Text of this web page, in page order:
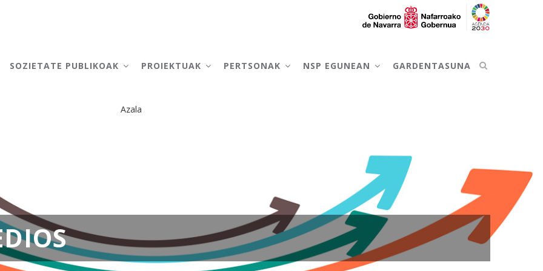
SOZIETATE PUBLIKOAK PROIEKTUAK PERTSONAK NSP EGUNEAN GARDENTASUNA
Azala